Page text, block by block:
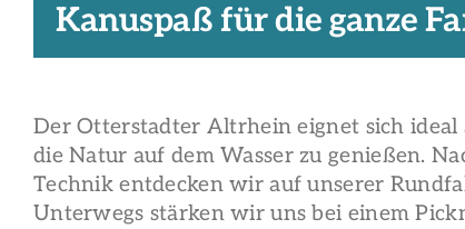
Kanuspaß für die ganze
Der Otterstadter Altrhein eignet sich
die Natur auf dem Wasser zu genießen.
Technik entdecken wir auf unserer
Unterwegs stärken wir uns bei einem